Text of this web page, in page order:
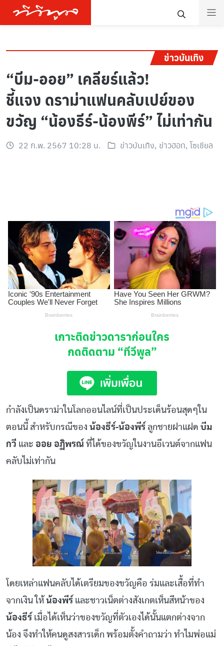
ข่าวบันเทิง
“บีม-ออย” เคลียร์แล้ว!
ชี้แจง ดราม่าแฟนคลับเปย์ของ
ขวัญ “น้องธีร์-น้องพีร์” ไม่เท่ากัน
22 ก.พ. 2567 10:28 น. ข่าวบันเทิง, ข่าวฮอท, โซเชียล
เกาะติดข่าวดาราก่อนใคร
กดติดตาม “ทีวีพูล”
กำลังเป็นดราม่าในโลกออนไลน์ที่เป็นประเด็นร้อนสุดๆใน
ตอนนี้ สำหรับกรณีของ น้องธีร์-น้องพีร์ ลูกชายฝาแฝด บีม
กวี และ ออย อฏิพรณ์ ที่ได้ของขวัญในงานอีเวนต์จากแฟน
คลับไม่เท่ากัน
โดยเหล่าแฟนคลับได้เตรียมของขวัญคือ ร่มและเสื้อที่ทำ
จากเงิน ให้ น้องพีร์ และชาวเน็ตต่างสังเกตเห็นสีหน้าของ
น้องธีร์ เมื่อได้เห็นว่าของขวัญที่ตัวเองได้นั้นแตกต่างจาก
น้อง จึงทำให้คนดูสงสารเด็ก พร้อมตั้งคำถามว่า ทำไมพ่อแม่